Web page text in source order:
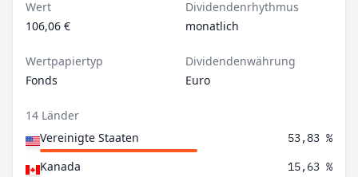
Wert
106,06 €
Dividendenrhythmus
monatlich
Wertpapiertyp
Fonds
Dividendenwährung
Euro
14 Länder
Vereinigte Staaten
53,83 %
Kanada 15,63 %